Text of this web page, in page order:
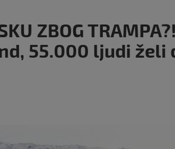
ZBOG TRAMPA?!
55.000 ljudi želi